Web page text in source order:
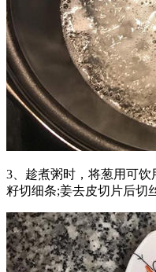
3、趁煮粥时，将葱用可
籽切细条;姜去皮切片后切